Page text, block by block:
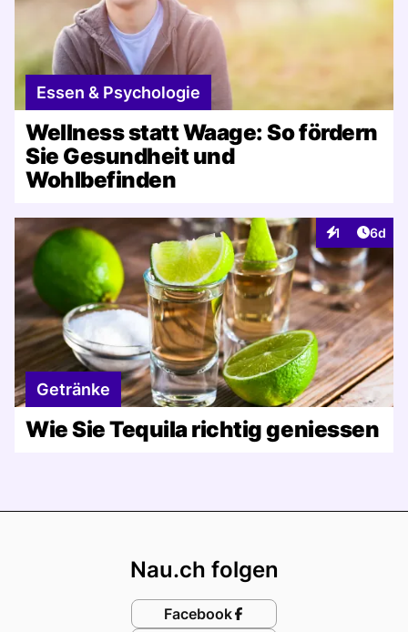
Essen & Psychologie
Wellness statt Waage: So fördern
Sie Gesundheit und
Wohlbefinden
1
Interaktionen
6d
Getränke
Wie Sie Tequila richtig geniessen
Nau.ch folgen
Facebook